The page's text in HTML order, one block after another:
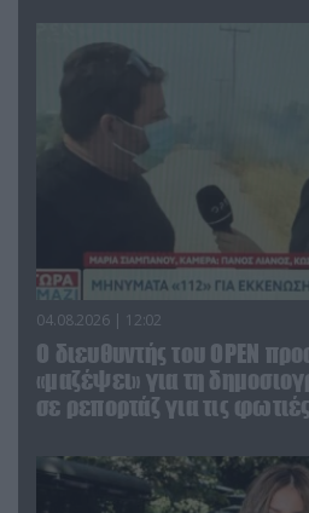
04.08.2026 | 12:02
O διευθυντής του OPEN
«μαζέψει» για τη
σε ρεπορτάζ για τις φωτιές